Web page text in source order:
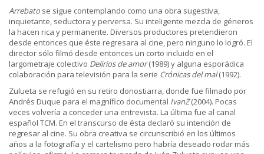
Arrebato se sigue contemplando como una obra sugestiva,
inquietante, seductora y perversa. Su inteligente mezcla de géneros
la hacen rica y permanente. Diversos productores pretendieron
desde entonces que éste regresara al cine, pero ninguno lo logró. El
director sólo filmó desde entonces un corto incluido en el
largometraje colectivo Delirios de amor(1989) y alguna esporádica
colaboración para televisión para la serie Crónicas del mal(1992).
Zulueta se refugió en su retiro donostiarra, donde fue filmado por
Andrés Duque para el magnífico documental IvanZ(2004). Pocas
veces volvería a conceder una entrevista. La última fue al canal
español TCM. En el transcurso de ésta declaró su intención de
regresar al cine. Su obra creativa se circunscribió en los últimos
años a la fotografía y el cartelismo pero habría deseado rodar más